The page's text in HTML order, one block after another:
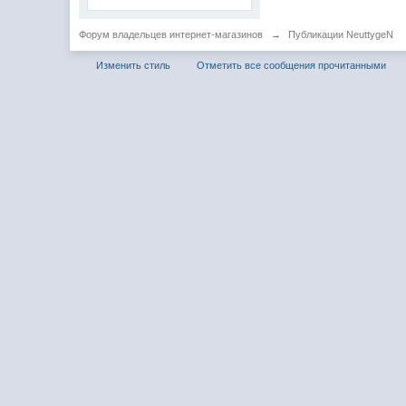
Форум владельцев интернет-магазинов → Публикации NeuttygeN
Изменить стиль Отметить все сообщения прочитанными